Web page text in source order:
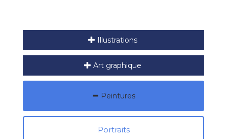
Illustrations
Art graphique
Peintures
Portraits